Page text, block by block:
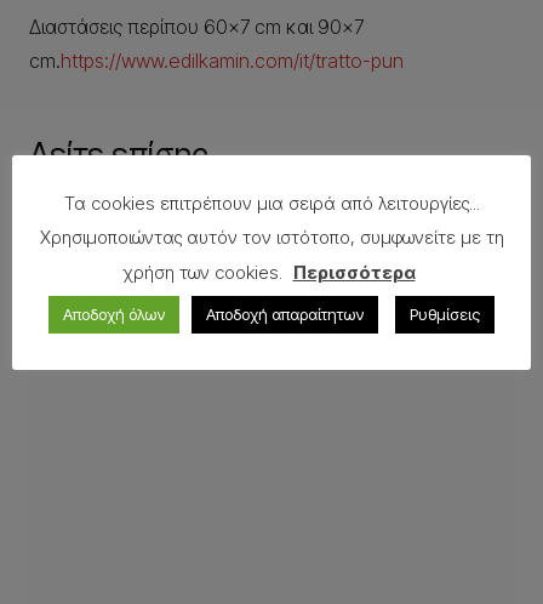
Διαστάσεις περίπου 60×7 cm και 90×7
cm.https://www.edilkamin.com/it/tratto-pun
Δείτε επίσης
Τα cookies επιτρέπουν μια σειρά από λειτουργίες...
Χρησιμοποιώντας αυτόν τον ιστότοπο, συμφωνείτε με τη
χρήση των cookies. Περισσότερα
Αποδοχή όλων Αποδοχή απαραίτητων Ρυθμίσεις